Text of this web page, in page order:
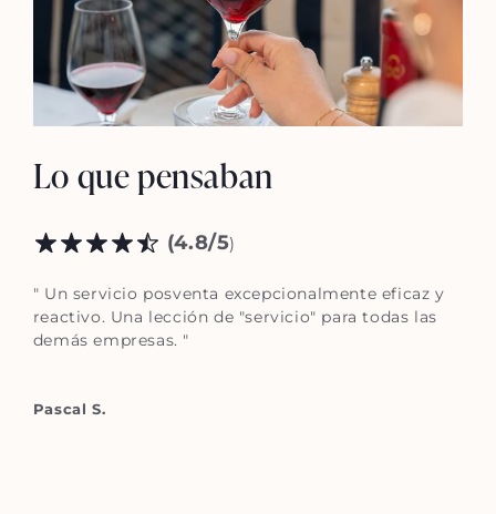
Lo que pensaban
(4.8/5)
" Un servicio posventa excepcionalmente eficaz y
reactivo. Una lección de "servicio" para todas las
demás empresas. "
Pascal S.